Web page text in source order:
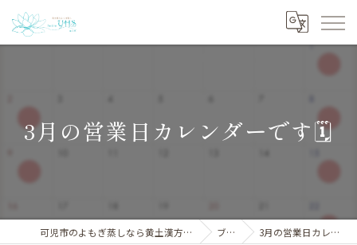
3月の営業日カレンダーです🗓️
可児市のよもぎ蒸しなら黄土漢方よもぎ蒸しサロンYHS ブログ 3月の営業日カレンダーです🗓️